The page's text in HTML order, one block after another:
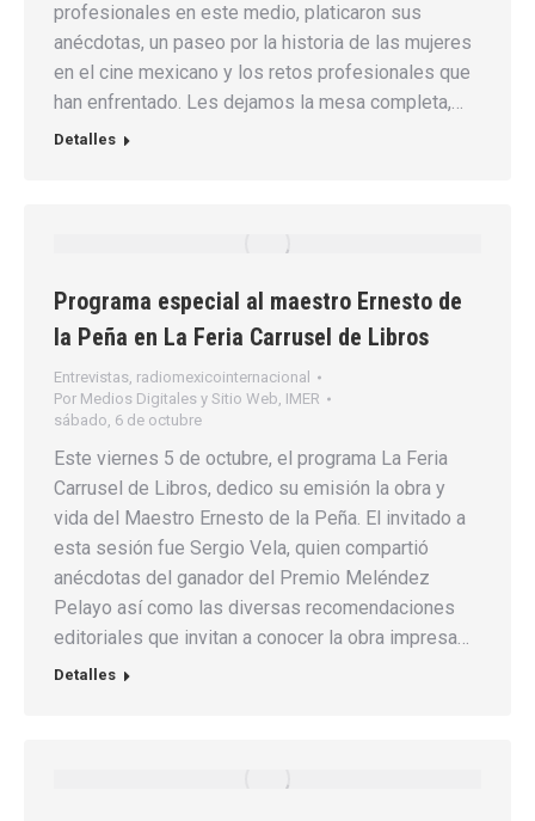
profesionales en este medio, platicaron sus
anécdotas, un paseo por la historia de las mujeres
en el cine mexicano y los retos profesionales que
han enfrentado. Les dejamos la mesa completa,…
Detalles
Programa especial al maestro Ernesto de
la Peña en La Feria Carrusel de Libros
Entrevistas, radiomexicointernacional
Por Medios Digitales y Sitio Web, IMER
sábado, 6 de octubre
Este viernes 5 de octubre, el programa La Feria
Carrusel de Libros, dedico su emisión la obra y
vida del Maestro Ernesto de la Peña. El invitado a
esta sesión fue Sergio Vela, quien compartió
anécdotas del ganador del Premio Meléndez
Pelayo así como las diversas recomendaciones
editoriales que invitan a conocer la obra impresa…
Detalles